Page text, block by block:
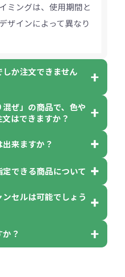
ミングは、使用期間と
ザインによって異なり
か注文できません
を除き、注文可能数
能数が100個の場合
でしたら、何個でも
ぜ」の商品で、色や
はできますか？
混ぜ」のラベルがつい
、色指定不可となって
来ますか？
商品もございますが商
色・柄 取り混ぜ」のラ
像に「〇色取混ぜ」な
できる商品について
色」のラベルが付いて
セルは可能でしょう
のキャンセルは、制作
？